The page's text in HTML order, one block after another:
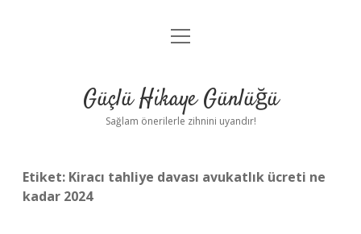
Anasayfa
Yasal Uyarı
menüyü
Güçlü Hikaye Günlüğü
Sağlam önerilerle zihnini uyandır!
Etiket: Kiracı tahliye davası avukatlık ücreti ne
kadar 2024